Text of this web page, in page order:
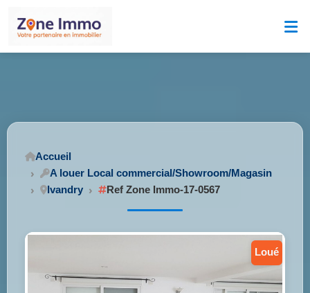
Accueil
A louer Local commercial/Showroom/Magasin
Ivandry
Ref Zone Immo-17-0567
loué